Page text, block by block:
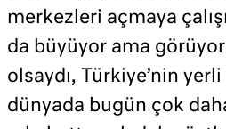
merkezleri açmaya
da büyüyor ama
olsaydı, Türkiye’nin
dünyada bugün çok